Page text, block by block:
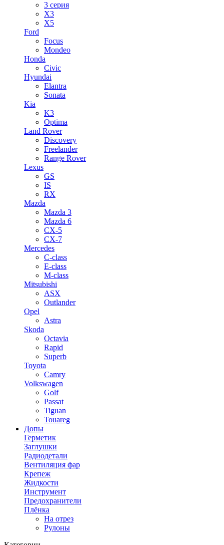
3 серия
X3
X5
Ford
Focus
Mondeo
Honda
Civic
Hyundai
Elantra
Sonata
Kia
K3
Optima
Land Rover
Discovery
Freelander
Range Rover
Lexus
GS
IS
RX
Mazda
Mazda 3
Mazda 6
CX-5
CX-7
Mercedes
C-class
E-class
M-class
Mitsubishi
ASX
Outlander
Opel
Astra
Skoda
Octavia
Rapid
Superb
Toyota
Camry
Volkswagen
Golf
Passat
Tiguan
Touareg
Допы
Герметик
Заглушки
Радиодетали
Вентиляция фар
Крепеж
Жидкости
Инструмент
Предохранители
Плёнка
На отрез
Рулоны